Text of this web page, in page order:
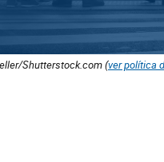
Shutterstock.com (ver política